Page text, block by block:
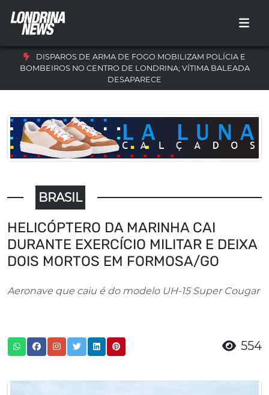
DISPAROS DE ARMA DE FOGO MOBILIZAM POLÍCIA E
BOMBEIROS NO CENTRO DE LONDRINA; VÍTIMA BALEADA
DESAPARECE
BRASIL
HELICÓPTERO DA MARINHA CAI
DURANTE EXERCÍCIO MILITAR E DEIXA
DOIS MORTOS EM FORMOSA/GO
Aeronave que caiu é do modelo UH-15 Super Cougar
554